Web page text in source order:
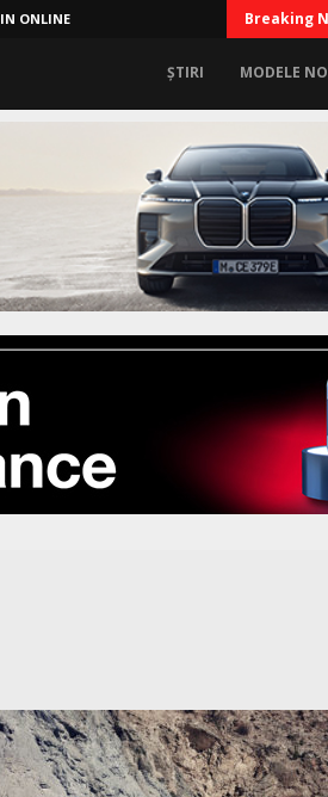
ONLINE Breaking
ȘTIRI MODELE